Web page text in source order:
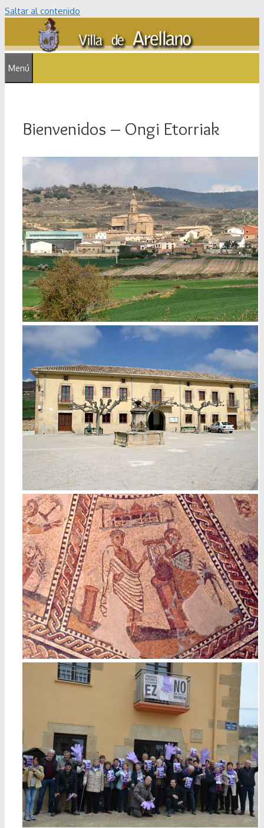
Saltar al contenido
Menú
Bienvenidos – Ongi Etorriak